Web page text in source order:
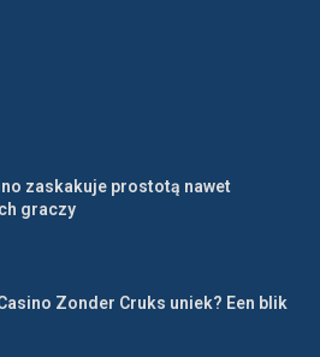
zaskakuje prostotą nawet
graczy
Zonder Cruks uniek? Een blik